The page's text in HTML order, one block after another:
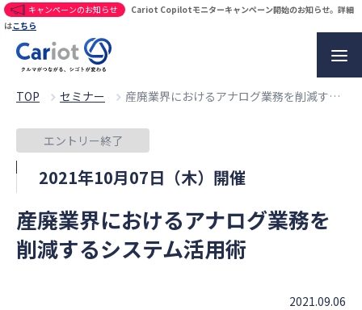
キャンペーンのお知らせ
Cariot Copilotモニターキャンペーン開始のお知らせ。詳細
はこちら
TOP セミナー 産廃業界におけるアナログ業務を削減するシステム活用術
2021年10月07日（木）開催
エントリー終了
産廃業界におけるアナログ業務を
削減するシステム活用術
2021.09.06